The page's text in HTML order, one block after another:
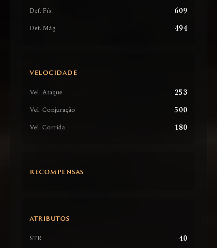
Def. Fís. 609
Def. Mág. 494
VELOCIDADE
Vel. Ataque 253
Vel. Conjuração 500
Vel. Corrida 180
RECOMPENSAS
ATRIBUTOS
STR 40